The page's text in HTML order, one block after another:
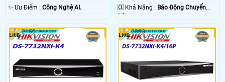
️✨ Ưu Điểm : Công Nghệ AI.
️🆑 Khả Năng : Báo Động Chuyển
2155 2033